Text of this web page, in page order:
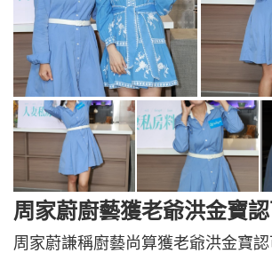
周家蔚廚藝獲老爺洪金寶
周家蔚謙稱廚藝尚算獲老爺洪金寶